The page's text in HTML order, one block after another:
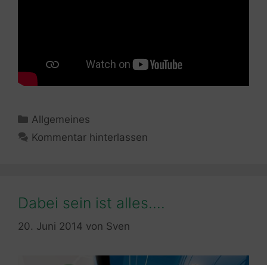
Kategorien
Allgemeines
Kommentar hinterlassen
Dabei sein ist alles….
20. Juni 2014 von Sven